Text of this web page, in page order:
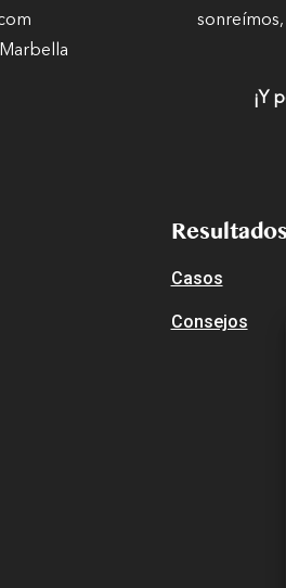
¡Y
Resultados
Casos
Consejos